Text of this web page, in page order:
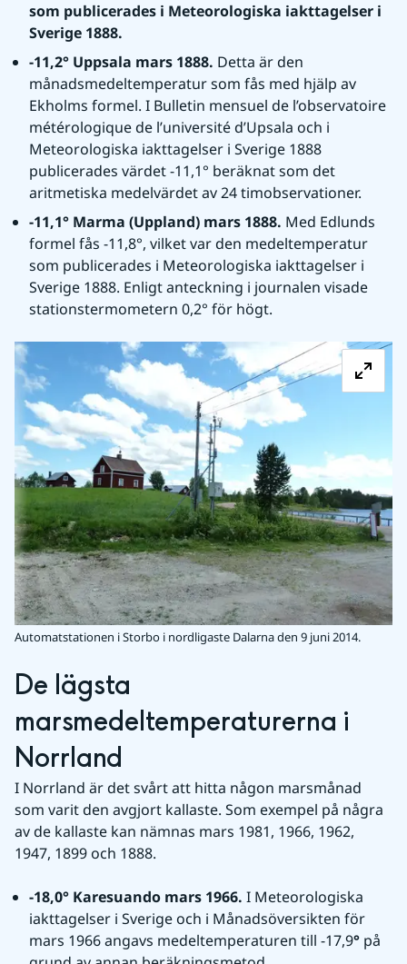
som publicerades i Meteorologiska iakttagelser i
Sverige 1888.
-11,2° Uppsala mars 1888. Detta är den
månadsmedeltemperatur som fås med hjälp av
Ekholms formel. I Bulletin mensuel de l’observatoire
métérologique de l’université d’Upsala och i
Meteorologiska iakttagelser i Sverige 1888
publicerades värdet -11,1° beräknat som det
aritmetiska medelvärdet av 24 timobservationer.
-11,1° Marma (Uppland) mars 1888. Med Edlunds
formel fås -11,8°, vilket var den medeltemperatur
som publicerades i Meteorologiska iakttagelser i
Sverige 1888. Enligt anteckning i journalen visade
stationstermometern 0,2° för högt.
Automatstationen i Storbo i nordligaste Dalarna den 9 juni 2014.
De lägsta
marsmedeltemperaturerna i
Norrland
I Norrland är det svårt att hitta någon marsmånad
som varit den avgjort kallaste. Som exempel på några
av de kallaste kan nämnas mars 1981, 1966, 1962,
1947, 1899 och 1888.
-18,0° Karesuando mars 1966. I Meteorologiska
iakttagelser i Sverige och i Månadsöversikten för
mars 1966 angavs medeltemperaturen till -17,9° på